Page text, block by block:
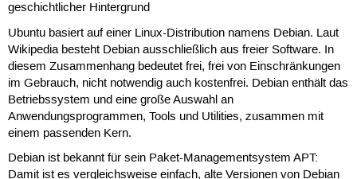
geschichtlicher Hintergrund
Ubuntu basiert auf einer Linux-Distribution namens Debian. Laut
Wikipedia besteht Debian ausschließlich aus freier Software. In
diesem Zusammenhang bedeutet frei, frei von Einschränkungen
im Gebrauch, nicht notwendig auch kostenfrei. Debian enthält das
Betriebssystem und eine große Auswahl an
Anwendungsprogrammen, Tools und Utilities, zusammen mit
einem passenden Kern.
Debian ist bekannt für sein Paket-Managementsystem APT:
Damit ist es vergleichsweise einfach, alte Versionen von Debian